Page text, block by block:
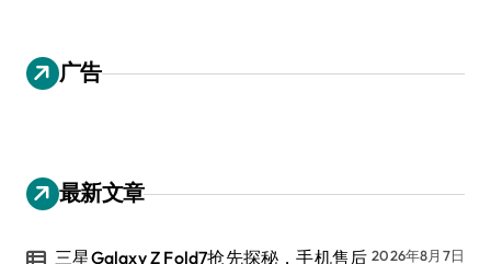
广告
最新文章
三星Galaxy Z Fold7抢先探秘，手机售后 2026年8月7日